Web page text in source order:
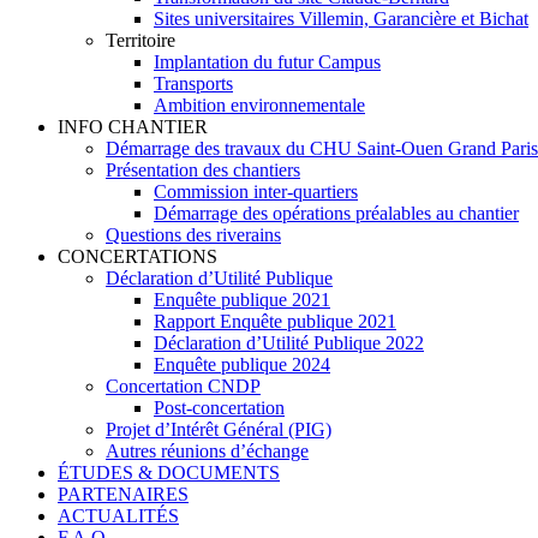
Sites universitaires Villemin, Garancière et Bichat
Territoire
Implantation du futur Campus
Transports
Ambition environnementale
INFO CHANTIER
Démarrage des travaux du CHU Saint-Ouen Grand
Présentation des chantiers
Commission inter-quartiers
Démarrage des opérations préalables au chantier
Questions des riverains
CONCERTATIONS
Déclaration d’Utilité Publique
Enquête publique 2021
Rapport Enquête publique 2021
Déclaration d’Utilité Publique 2022
Enquête publique 2024
Concertation CNDP
Post-concertation
Projet d’Intérêt Général (PIG)
Autres réunions d’échange
ÉTUDES & DOCUMENTS
PARTENAIRES
ACTUALITÉS